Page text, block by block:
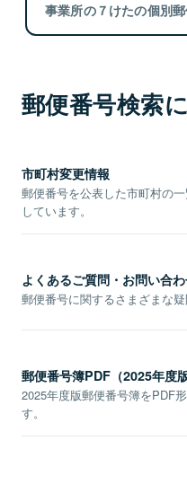
事業所の７けたの個別
郵便番号検索
市町村変更情報
郵便番号を公表した市町村の
しています。
よくあるご質問・お問い合
郵便番号に関するさまざまな疑
郵便番号簿PDF（2025年度版
2025年度版郵便番号簿をPDF
す。